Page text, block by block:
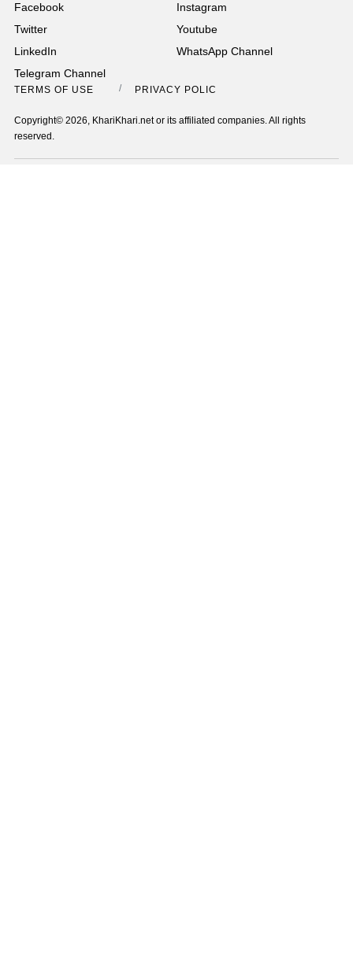
Facebook
Instagram
Twitter
Youtube
LinkedIn
WhatsApp Channel
Telegram Channel
TERMS OF USE PRIVACY POLICY
Copyright© 2026, KhariKhari.net or its affiliated companies. All rights
reserved.